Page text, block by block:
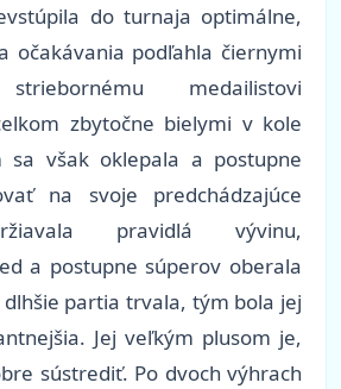
do turnaja optimálne,
očakávania podľahla čiernymi
medailistovi
zbytočne bielymi v kole
sa však oklepala a postupne
na svoje predchádzajúce
pravidlá vývinu,
a postupne súperov oberala
partia trvala, tým bola jej
Jej veľkým plusom je,
sústrediť. Po dvoch výhrach